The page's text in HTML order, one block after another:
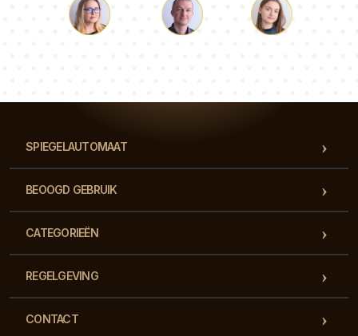
SPIEGELAUTOMAAT
BEOOGD GEBRUIK
CATEGORIEËN
REGELGEVING
CONTACT